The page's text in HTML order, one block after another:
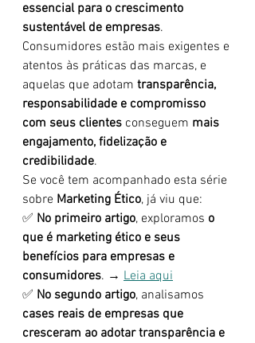
essencial para o crescimento
sustentável de empresas.
Consumidores estão mais exigentes e
atentos às práticas das marcas, e
aquelas que adotam transparência,
responsabilidade e compromisso
com seus clientes conseguem mais
engajamento, fidelização e
credibilidade.
Se você tem acompanhado esta série
sobre Marketing Ético, já viu que:
✅ No primeiro artigo, exploramos o
que é marketing ético e seus
benefícios para empresas e
consumidores. → Leia aqui
✅ No segundo artigo, analisamos
cases reais de empresas que
cresceram ao adotar transparência e